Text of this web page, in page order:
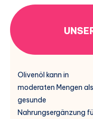
Olivenöl kann in
moderaten Mengen als
gesunde
Nahrungsergänzung